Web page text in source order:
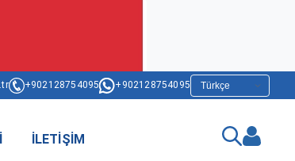
+902128754095 +902128754095
İLETIŞIM